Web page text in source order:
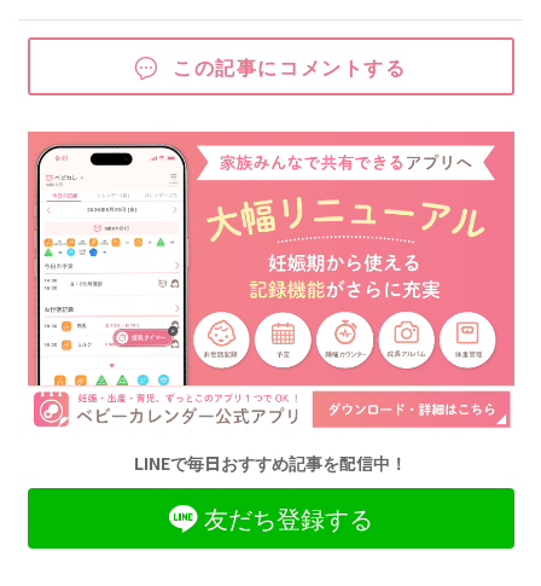
この記事にコメントする
LINEで毎日おすすめ記事を配信中！
友だち登録する